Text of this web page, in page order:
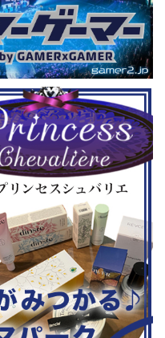
いるようで
のプロレスラ
今年60歳に
ッションに登
のポイント ・
・3地区で予
、25日と9月
（事前エ ...
クなどが話
売されたば
要チェック
ル」に『ユ
登場！『龍
は、
ンドーeショ
...